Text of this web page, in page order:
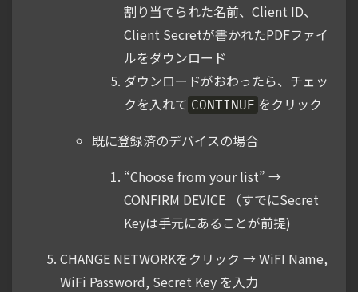
割り当てられた名前、Client ID、
Client Secretが書かれたPDFファイ
ルをダウンロード
ダウンロードがおわったら、チェッ
クを入れて CONTINUE をクリック
既に登録済のデバイスの場合
“Choose from your list” →
CONFIRM DEVICE （すでにSecret
Keyは手元にあることが前提)
CHANGE NETWORKをクリック → WiFI Name,
WiFi Password, Secret Key を入力